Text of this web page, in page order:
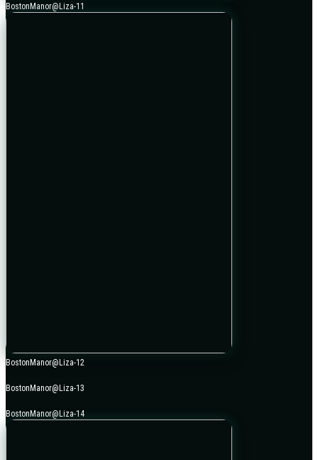
BostonManor@Liza-11
BostonManor@Liza-12
BostonManor@Liza-13
BostonManor@Liza-14